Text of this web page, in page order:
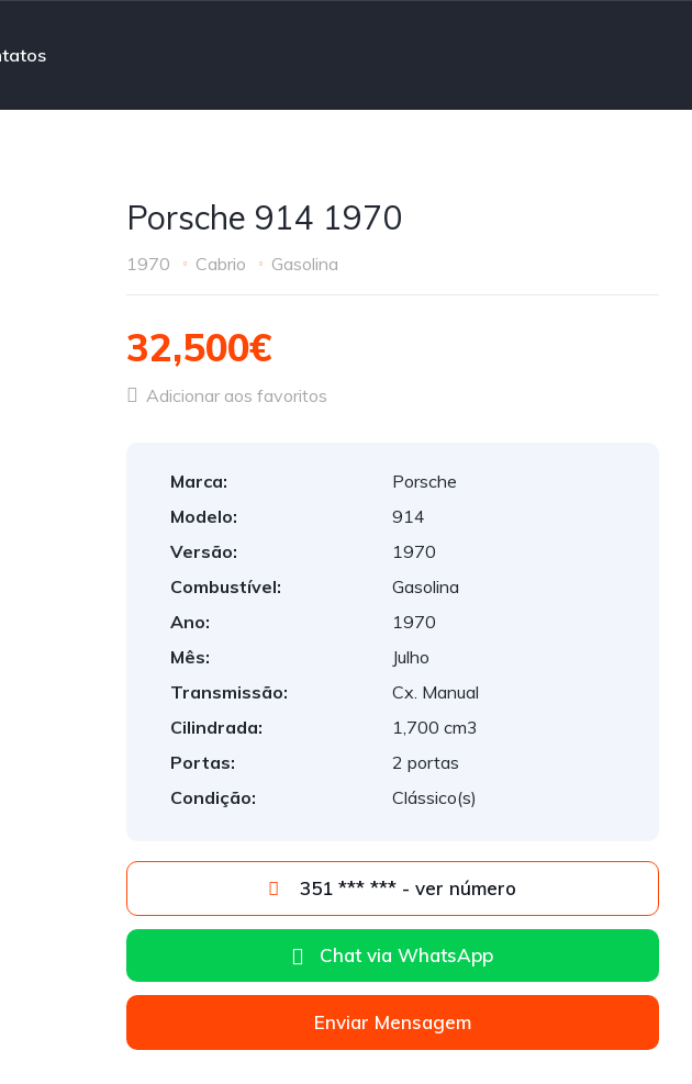
Porsche 914 1970
1970 Cabrio Gasolina
32,500€
Adicionar aos favoritos
Marca:
Porsche
Modelo:
914
Versão:
1970
Combustível:
Gasolina
Ano:
1970
Mês:
Julho
Transmissão:
Cx. Manual
Cilindrada:
1,700 cm3
Portas:
2 portas
Condição:
Clássico(s)
351 *** *** - ver número
Chat via WhatsApp
Enviar Mensagem